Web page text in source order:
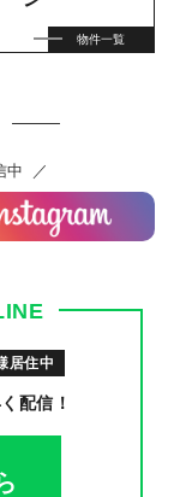
物件一覧
中
居住中
配信！